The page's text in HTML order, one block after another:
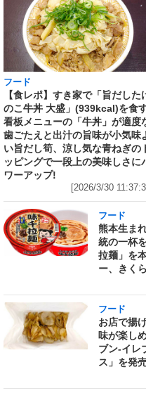
フード
【食レポ】すき家で「旨だした
のこ牛丼 大盛」(939kcal)を食
看板メニューの「牛丼」が適度
歯ごたえと出汁の旨味が小気味
い旨だし筍、涼し気な青ねぎの
ッピングで一段上の美味しさに
ワーアップ!
[2026/3/30
フード
熊本生ま
統の一杯
拉麺」を
ー、きく
フード
お店で揚
味が楽し
ブン‐イレ
ス」を発